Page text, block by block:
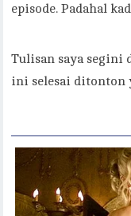
episode. Padahal
Tulisan saya segini
ini selesai ditonton